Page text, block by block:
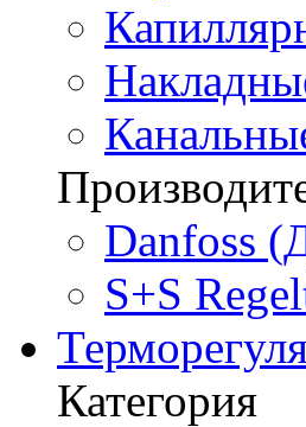
Danfoss
S+S
Категория